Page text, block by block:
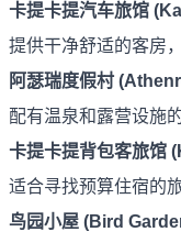
卡提卡提汽车旅馆
提供干净舒适的客房
阿瑟瑞度假村
配有温泉和露营设施
卡提卡提背包客旅馆
适合寻找预算住宿的
鸟园小屋 (Bird